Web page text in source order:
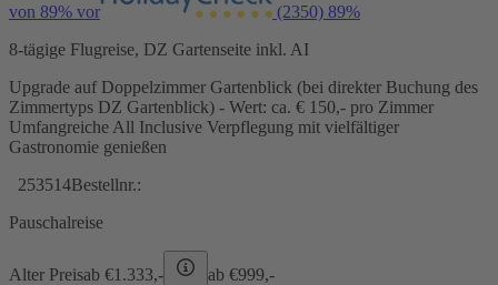
von 89% vor (2350) 89%
8-tägige Flugreise, DZ Gartenseite inkl. AI
Upgrade auf Doppelzimmer Gartenblick (bei direkter Buchung des
Zimmertyps DZ Gartenblick) - Wert: ca. € 150,- pro Zimmer
Umfangreiche All Inclusive Verpflegung mit vielfältiger
Gastronomie genießen
253514Bestellnr.:
Pauschalreise
Alter Preisab €1.333,- ab €999,-